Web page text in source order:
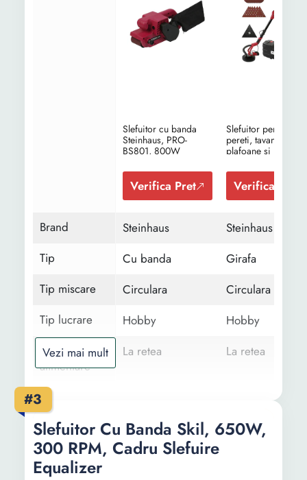
Slefuitor cu banda
Steinhaus, PRO-
BS801, 800W
Verifica Pret
Slefuitor pentru
pereti, tavane,
plafoane si rigips
Steinhaus PRO-
DS710X2, 710W,
230mm, doua
Verifica Pret
Brand Steinhaus
Steinhaus
Tip
Cu banda
Girafa
Tip miscare
Circulara
Circulara
Tip lucrare
Hobby
Hobby
Tip
alimentare
La retea La retea
Suprafata
lucru
Functii
Carcasa cu racord
Vezi mai mult
#3
Slefuitor Cu Banda Skil, 650W,
300 RPM, Cadru Slefuire
Equalizer